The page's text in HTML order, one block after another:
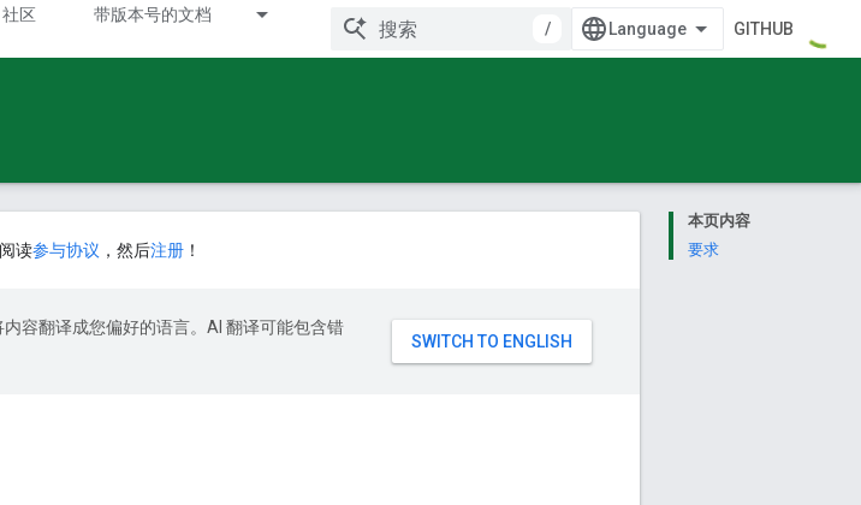
社区 带版本号的文档
/ GITHUB
本页内容
要求
阅读参与协议 ，然后注册 ！
内容翻译成您偏好的语言。AI 翻译可能包含错